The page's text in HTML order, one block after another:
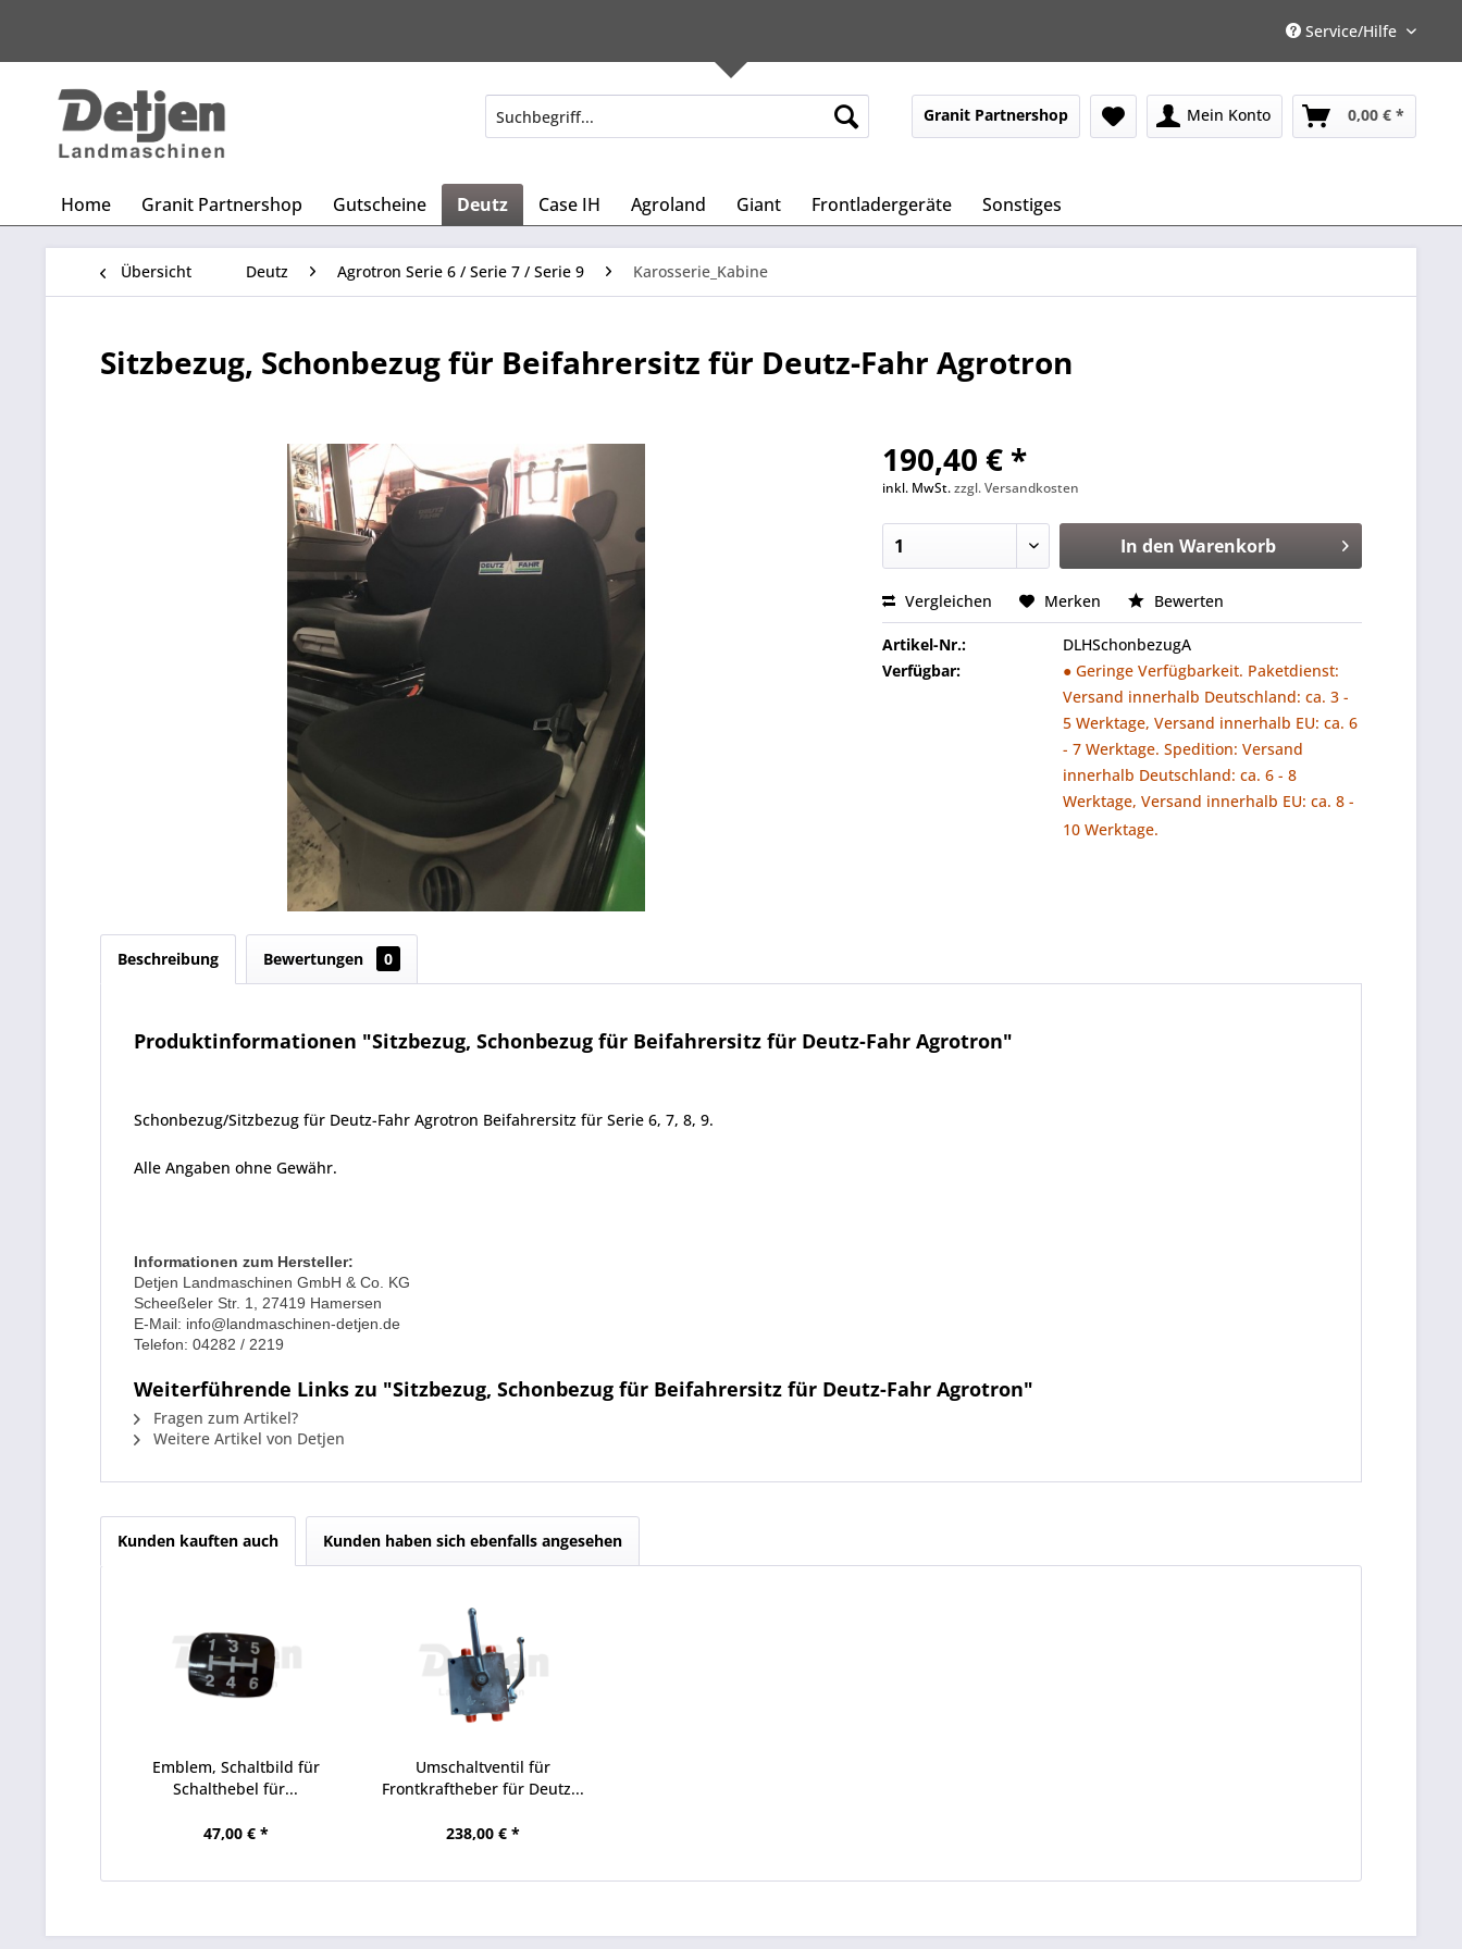
Service/Hilfe
Granit Partnershop Mein Konto 0,00 € *
Home Granit Partnershop Gutscheine Deutz Case IH Agroland Giant Frontladergeräte Sonstiges
Übersicht Deutz Agrotron Serie 6 / Serie 7 / Serie 9 Karosserie_Kabine
Sitzbezug, Schonbezug für Beifahrersitz für Deutz-Fahr Agrotron
190,40 € *
inkl. MwSt.zzgl. Versandkosten
In den Warenkorb
Vergleichen Merken Bewerten
Artikel-Nr.:
DLHSchonbezugA
Verfügbar:
● Geringe Verfügbarkeit. Paketdienst:
Versand innerhalb Deutschland: ca. 3 -
5 Werktage, Versand innerhalb EU: ca. 6
- 7 Werktage. Spedition: Versand
innerhalb Deutschland: ca. 6 - 8
Werktage, Versand innerhalb EU: ca. 8 -
10 Werktage.
Beschreibung Bewertungen 0
Produktinformationen "Sitzbezug, Schonbezug für Beifahrersitz für Deutz-Fahr Agrotron"
Schonbezug/Sitzbezug für Deutz-Fahr Agrotron Beifahrersitz für Serie 6, 7, 8, 9.
Alle Angaben ohne Gewähr.
Informationen zum Hersteller:
Detjen Landmaschinen GmbH & Co. KG
Scheeßeler Str. 1, 27419 Hamersen
E-Mail: info@landmaschinen-detjen.de
Telefon: 04282 / 2219
Weiterführende Links zu "Sitzbezug, Schonbezug für Beifahrersitz für Deutz-Fahr Agrotron"
Fragen zum Artikel?
Weitere Artikel von Detjen
Kunden kauften auch Kunden haben sich ebenfalls angesehen
Emblem, Schaltbild für
Schalthebel für...
47,00 € *
Umschaltventil für
Frontkraftheber für Deutz...
238,00 € *